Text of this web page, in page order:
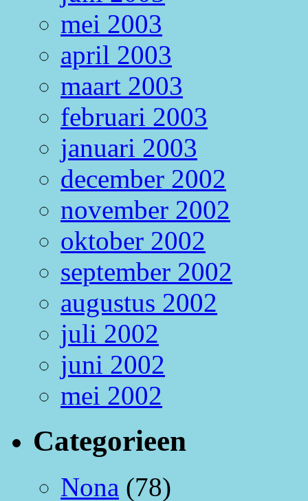
mei 2003
april 2003
maart 2003
februari 2003
januari 2003
december 2002
november 2002
oktober 2002
september 2002
augustus 2002
juli 2002
juni 2002
mei 2002
Categorieen
Nona (78)